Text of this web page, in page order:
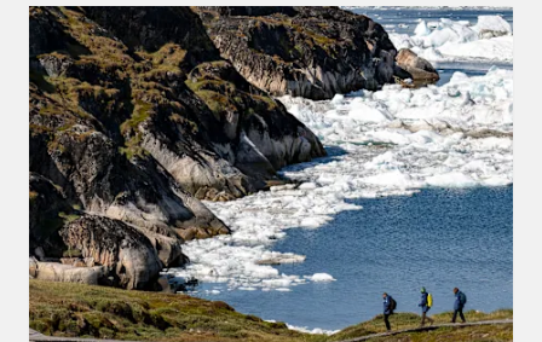
France
Allemagne
Suisse
France
Suède
Danemark
Norvège